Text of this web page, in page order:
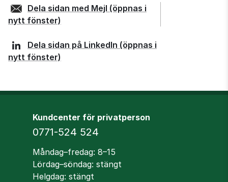
Dela sidan med Mejl (öppnas i
nytt fönster)
Dela sidan på LinkedIn (öppnas i
nytt fönster)
Kundcenter för privatperson
Telefon
0771-524 524
Öppettider
Måndag–fredag: 8–15
Lördag–söndag: stängt
Helgdag: stängt